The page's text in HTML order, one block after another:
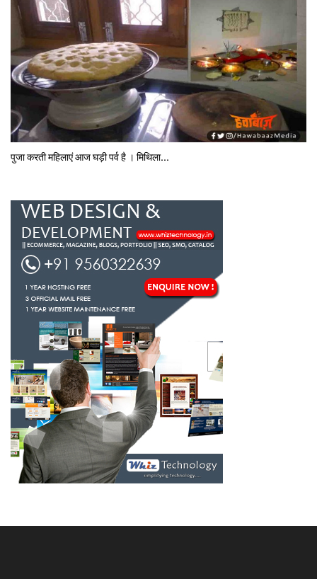
पुजा करती महिलाएं आज घड़ी पर्व है । मिथि‍ला...